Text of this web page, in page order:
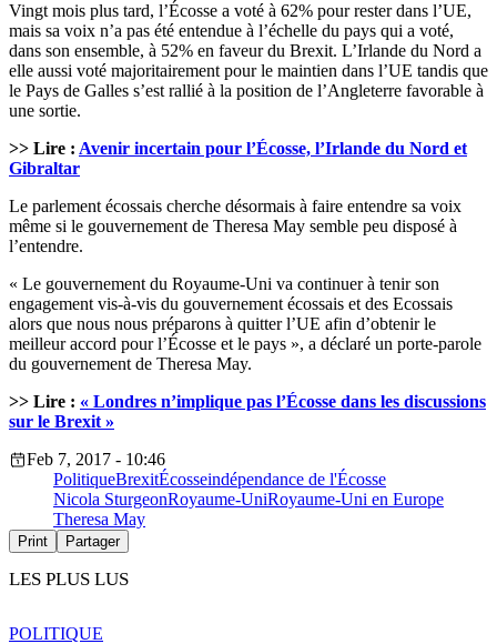
Vingt mois plus tard, l’Écosse a voté à 62% pour rester dans l’UE,
mais sa voix n’a pas été entendue à l’échelle du pays qui a voté,
dans son ensemble, à 52% en faveur du Brexit. L’Irlande du Nord a
elle aussi voté majoritairement pour le maintien dans l’UE tandis que
le Pays de Galles s’est rallié à la position de l’Angleterre favorable à
une sortie.
>> Lire : Avenir incertain pour l’Écosse, l’Irlande du Nord et
Gibraltar
Le parlement écossais cherche désormais à faire entendre sa voix
même si le gouvernement de Theresa May semble peu disposé à
l’entendre.
« Le gouvernement du Royaume-Uni va continuer à tenir son
engagement vis-à-vis du gouvernement écossais et des Ecossais
alors que nous nous préparons à quitter l’UE afin d’obtenir le
meilleur accord pour l’Écosse et le pays », a déclaré un porte-parole
du gouvernement de Theresa May.
>> Lire : « Londres n’implique pas l’Écosse dans les discussions
sur le Brexit »
Feb 7, 2017 - 10:46
PolitiqueBrexitÉcosseindépendance de l'Écosse
Nicola SturgeonRoyaume-UniRoyaume-Uni en Europe
Theresa May
Print Partager
LES PLUS LUS
POLITIQUE